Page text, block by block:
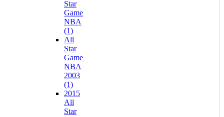
Star
Game
NBA
(1)
All
Star
Game
NBA
2003
(1)
2015
All
Star